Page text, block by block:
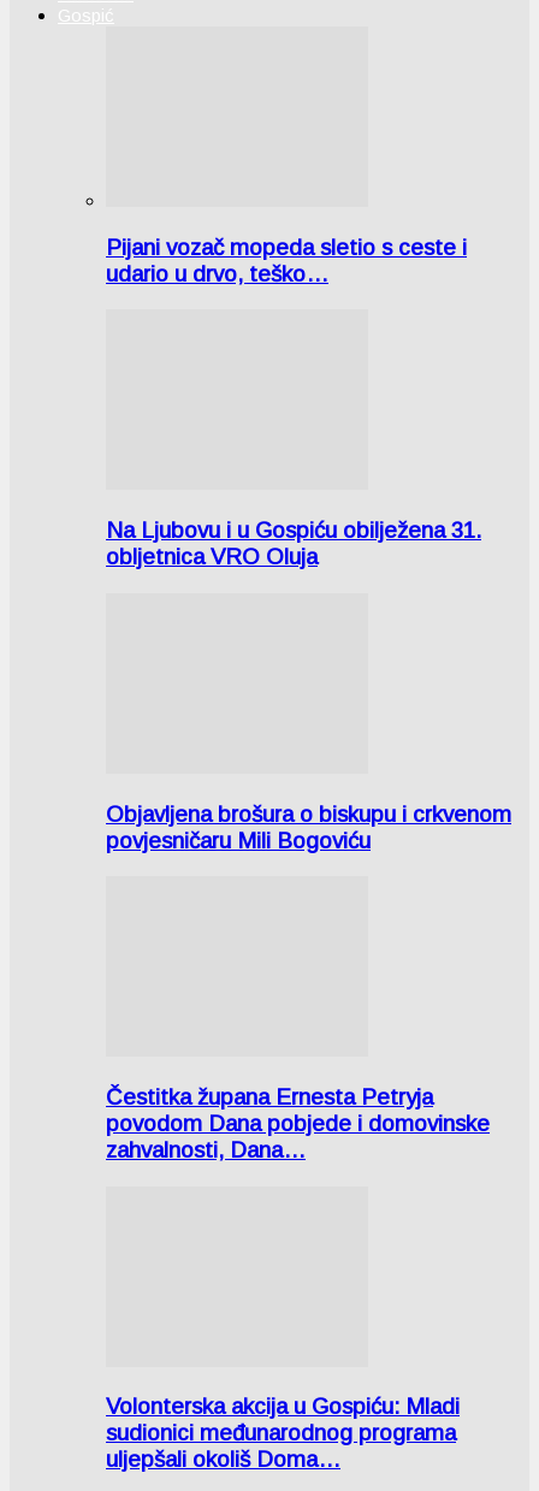
Gospić
Pijani vozač mopeda sletio s ceste i
udario u drvo, teško…
Na Ljubovu i u Gospiću obilježena 31.
obljetnica VRO Oluja
Objavljena brošura o biskupu i crkvenom
povjesničaru Mili Bogoviću
Čestitka župana Ernesta Petryja
povodom Dana pobjede i domovinske
zahvalnosti, Dana…
Volonterska akcija u Gospiću: Mladi
sudionici međunarodnog programa
uljepšali okoliš Doma…